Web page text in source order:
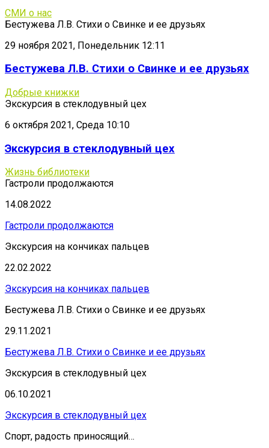
СМИ о нас
Бестужева Л.В. Стихи о Свинке и ее друзьях
29 ноября 2021, Понедельник 12:11
Бестужева Л.В. Стихи о Свинке и ее друзьях
Добрые книжки
Экскурсия в стеклодувный цех
6 октября 2021, Среда 10:10
Экскурсия в стеклодувный цех
Жизнь библиотеки
Гастроли продолжаются
14.08.2022
Гастроли продолжаются
Экскурсия на кончиках пальцев
22.02.2022
Экскурсия на кончиках пальцев
Бестужева Л.В. Стихи о Свинке и ее друзьях
29.11.2021
Бестужева Л.В. Стихи о Свинке и ее друзьях
Экскурсия в стеклодувный цех
06.10.2021
Экскурсия в стеклодувный цех
Спорт, радость приносящий…